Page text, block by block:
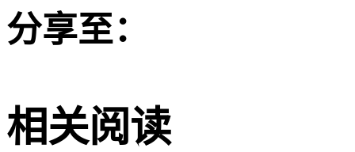
分享至：
相关阅读